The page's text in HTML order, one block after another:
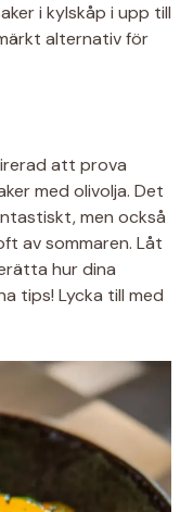
i kylskåp i upp till
alternativ för
att prova
med olivolja. Det
men också
av sommaren. Låt
hur dina
tips! Lycka till med